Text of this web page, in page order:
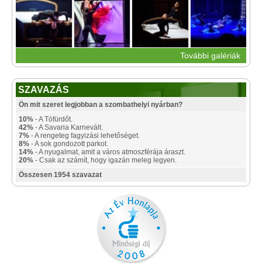
További galériák
SZAVAZÁS
Ön mit szeret legjobban a szombathelyi nyárban?
10% - A Tófürdőt.
42% - A Savaria Karnevált.
7% - A rengeteg fagyizási lehetőséget.
8% - A sok gondozott parkot.
14% - A nyugalmat, amit a város atmoszférája áraszt.
20% - Csak az számít, hogy igazán meleg legyen.
Összesen 1954 szavazat